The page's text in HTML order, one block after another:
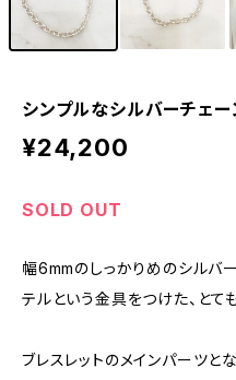
シンプルなシルバーチェ
¥24,200
SOLD OUT
幅6mmのしっかりめのシルバ
テルという金具をつけた、とて
ブレスレットのメインパーツと